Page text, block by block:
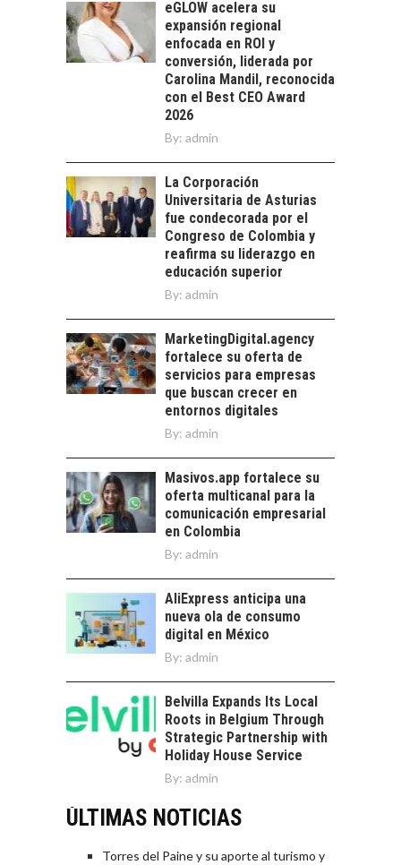
las exportaciones
chilenas: clave para un
crecimiento…
CHILE COMO HUB
TECNOLÓGICO DE
AMÉRICA LATINA:
AVANCES Y DESAFÍOS
Chile como hub
tecnológico de
América Latina:
avances y desafíos…
LA
TRANSFORMACIÓN
DE LOS RECURSOS
HUMANOS EN LAS
EMPRESAS
CHILENAS
estratégica de los
recursos humanos en
las empresas…
eGLOW acelera su
expansión regional
enfocada en ROI y
conversión, liderada por
Carolina Mandil, reconocida
con el Best CEO Award
2026
By: admin
La Corporación
Universitaria de Asturias
fue condecorada por el
Congreso de Colombia y
reafirma su liderazgo en
educación superior
By: admin
MarketingDigital.agency
fortalece su oferta de
servicios para empresas
que buscan crecer en
entornos digitales
By: admin
Masivos.app fortalece su
oferta multicanal para la
comunicación empresarial
en Colombia
By: admin
AliExpress anticipa una
nueva ola de consumo
digital en México
By: admin
Belvilla Expands Its Local
Roots in Belgium Through
Strategic Partnership with
Holiday House Service
By: admin
ÚLTIMAS NOTICIAS
Torres del Paine y su aporte al turismo y